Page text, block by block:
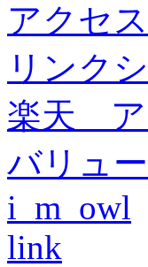
アクセ
リンク
楽天 ア
バリュ
i_m_owl
link